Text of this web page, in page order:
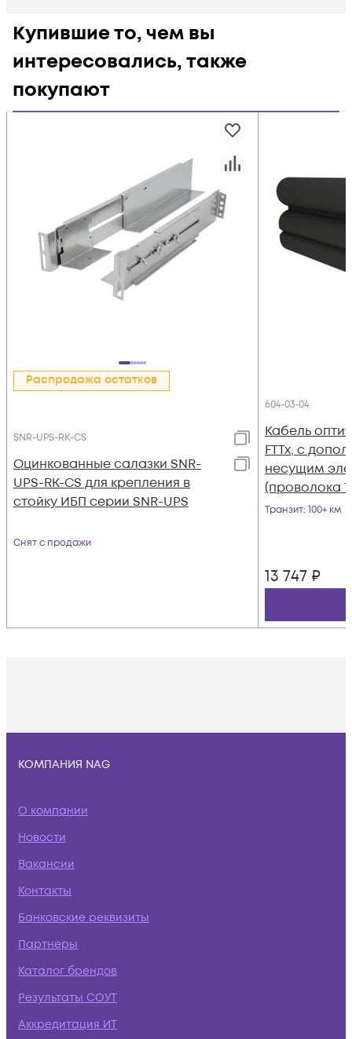
Купившие то, чем вы
интересовались, также
покупают
Распродажа остатков
SNR-UPS-RK-CS
Оцинкованные салазки SNR-
UPS-RK-CS для крепления в
стойку ИБП серии SNR-UPS
Снят с продажи
604-03-04
Кабель
FTTx, с
несущим
(проволока
Транзит: 100+ км
13 747 ₽
КОМПАНИЯ NAG
О компании
Новости
Вакансии
Контакты
Банковские реквизиты
Партнеры
Каталог брендов
Результаты СОУТ
Аккредитация ИТ